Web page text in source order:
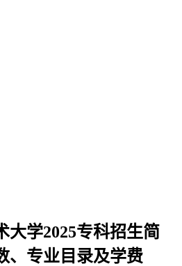
大学2025专科招生简
、专业目录及学费